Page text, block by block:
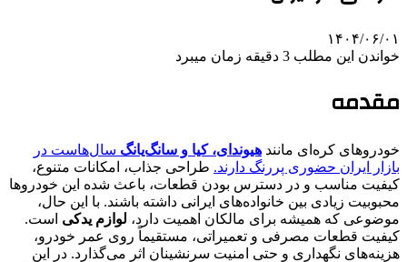
۱۴۰۴/۰۶/۰۱
خواندن این مطلب 3 دقیقه زمان میبرد
مقدمه
خودروهای کره‌ای مانند هیوندای، کیا و سانگ‌یانگ سال‌هاست در
بازار ایران حضوری پررنگ دارند. طراحی جذاب، امکانات متنوع،
کیفیت مناسب و در دسترس بودن قطعات، باعث شده این خودروها
محبوبیت زیادی بین خانواده‌های ایرانی داشته باشند. با این حال،
موضوعی که همیشه برای مالکان اهمیت دارد، لوازم یدکی است.
کیفیت قطعات مصرفی و تعمیراتی، مستقیماً روی عمر خودرو،
هزینه‌های نگهداری و حتی امنیت سرنشینان اثر می‌گذارد. در این